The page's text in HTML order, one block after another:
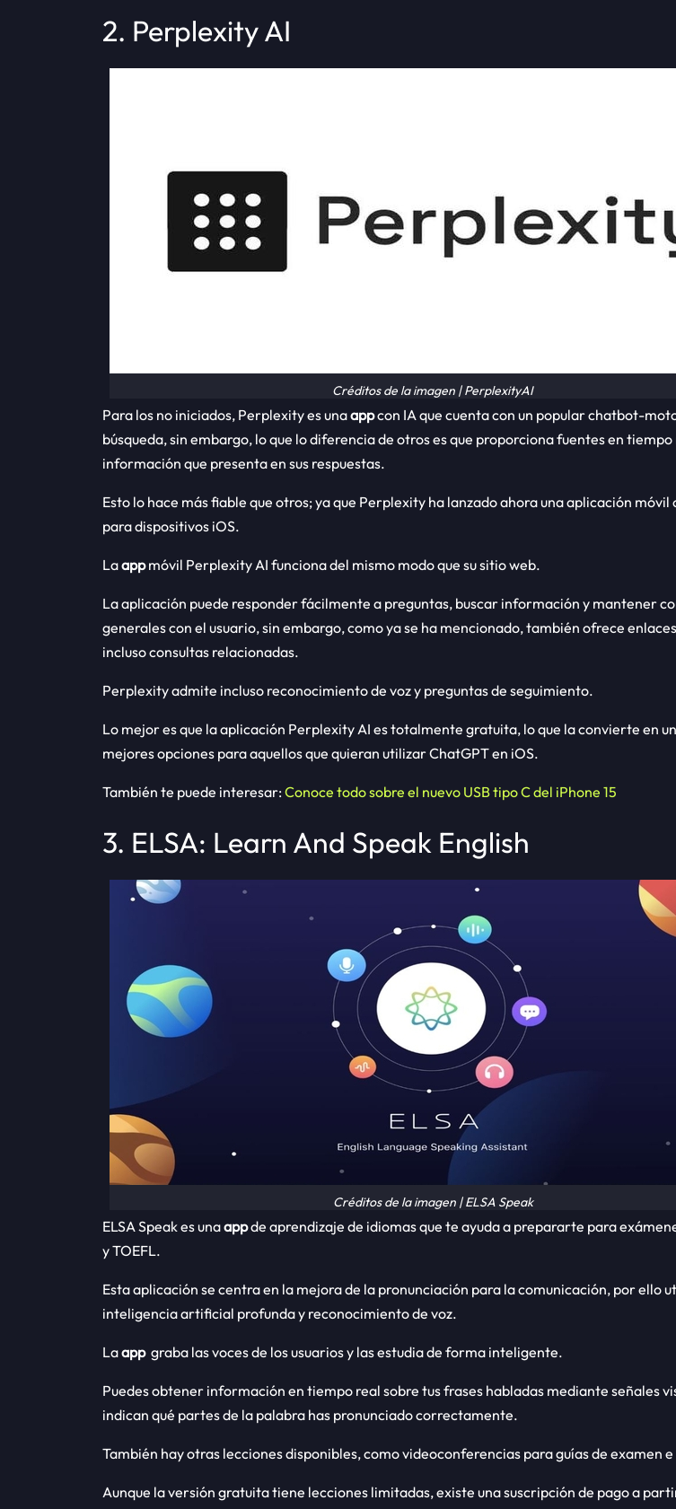
2. Perplexity AI
Créditos de la imagen | PerplexityAI
Para los no iniciados, Perplexity es unaappcon IA que cuenta con un popular chatbot-
búsqueda, sin embargo, lo que lo diferencia de otros es que proporciona fuentes en
información que presenta en sus respuestas.
Esto lo hace más fiable que otros; ya que Perplexity ha lanzado ahora una aplicación
para dispositivos iOS.
Laappmóvil Perplexity AI funciona del mismo modo que su sitio web.
La aplicación puede responder fácilmente a preguntas, buscar información y mantener
generales con el usuario, sin embargo, como ya se ha mencionado, también ofrece
incluso consultas relacionadas.
Perplexity admite incluso reconocimiento de voz y preguntas de seguimiento.
Lo mejor es que la aplicación Perplexity AI es totalmente gratuita, lo que la convierte en
mejores opciones para aquellos que quieran utilizar ChatGPT en iOS.
También te puede interesar: Conoce todo sobre el nuevo USB tipo C del iPhone 15
3. ELSA: Learn And Speak English
Créditos de la imagen | ELSA Speak
ELSA Speak es unaappde aprendizaje de idiomas que te ayuda a prepararte para
y TOEFL.
Esta aplicación se centra en la mejora de la pronunciación para la comunicación, por ello
inteligencia artificial profunda y reconocimiento de voz.
Laappgraba las voces de los usuarios y las estudia de forma inteligente.
Puedes obtener información en tiempo real sobre tus frases habladas mediante señales
indican qué partes de la palabra has pronunciado correctamente.
También hay otras lecciones disponibles, como videoconferencias para guías de examen
Aunque la versión gratuita tiene lecciones limitadas, existe una suscripción de pago a